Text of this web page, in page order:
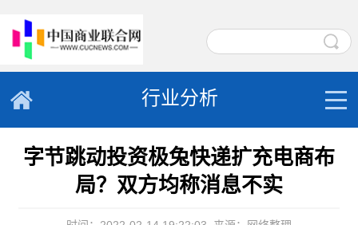
行业分析
字节跳动投资极兔快递扩充电商布
局？双方均称消息不实